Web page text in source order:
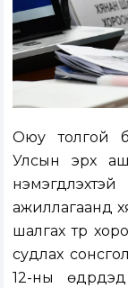
Оюу толгой
Улсын эрх
ажиллагаанд
шалгах түр
судлах
12-ны